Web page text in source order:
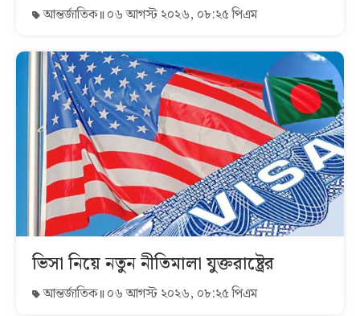
আন্তর্জাতিক ০৬ আগস্ট ২০২৬, ০৮:২৫ পিএম
ভিসা নিয়ে নতুন নীতিমালা যুক্তরাষ্ট্রের
আন্তর্জাতিক ০৬ আগস্ট ২০২৬, ০৮:২৫ পিএম